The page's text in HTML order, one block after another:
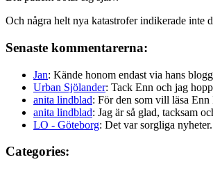
Och några helt nya katastrofer indikerade inte
Senaste kommentarerna:
Jan: Kände honom endast via hans
Urban Sjölander: Tack Enn och jag
anita lindblad: För den som vill läsa Enn
anita lindblad: Jag är så glad, tacksam
LO - Göteborg: Det var sorgliga
Categories: